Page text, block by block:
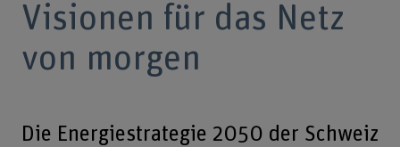
Visionen für das Netz
von morgen
Die Energiestrategie 2050 der Schweiz